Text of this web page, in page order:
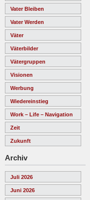
Vater Bleiben
Vater Werden
Väter
Väterbilder
Vätergruppen
Visionen
Werbung
Wiedereinstieg
Work – Life – Navigation
Zeit
Zukunft
Archiv
Juli 2026
Juni 2026